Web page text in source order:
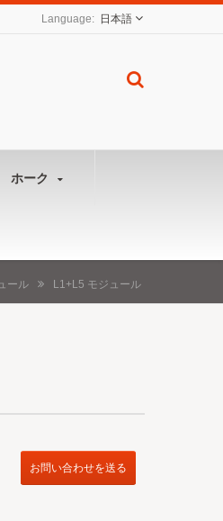
日本語
ホーク
ール L1+L5 モジュール
お問い合わせを送る